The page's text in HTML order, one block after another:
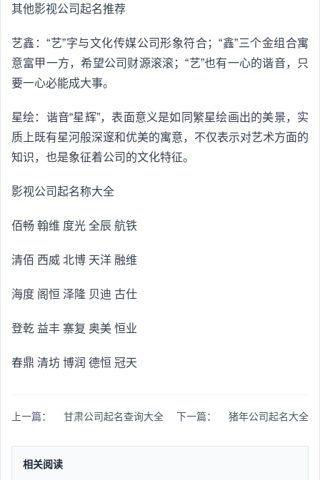
其他影视公司起名推荐
艺鑫：“艺”字与文化传媒公司形象符合；“鑫”三个金组合寓
意富甲一方，希望公司财源滚滚；“艺”也有一心的谐音，只
要一心必能成大事。
星绘：谐音“星辉”，表面意义是如同繁星绘画出的美景，实
质上既有星河般深邃和优美的寓意，不仅表示对艺术方面的
知识，也是象征着公司的文化特征。
影视公司起名称大全
佰畅 翰维 度光 全辰 航铁
清佰 西威 北博 天洋 融维
海度 阁恒 泽隆 贝迪 古仕
登乾 益丰 寨复 奥美 恒业
春鼎 清坊 博润 德恒 冠天
上一篇： 甘肃公司起名查询大全 下一篇： 猪年公司起名大全
相关阅读